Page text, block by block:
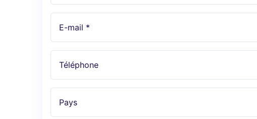
E-mail *
Téléphone
Pays